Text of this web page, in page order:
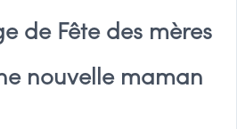
de Fête des mères
nouvelle maman